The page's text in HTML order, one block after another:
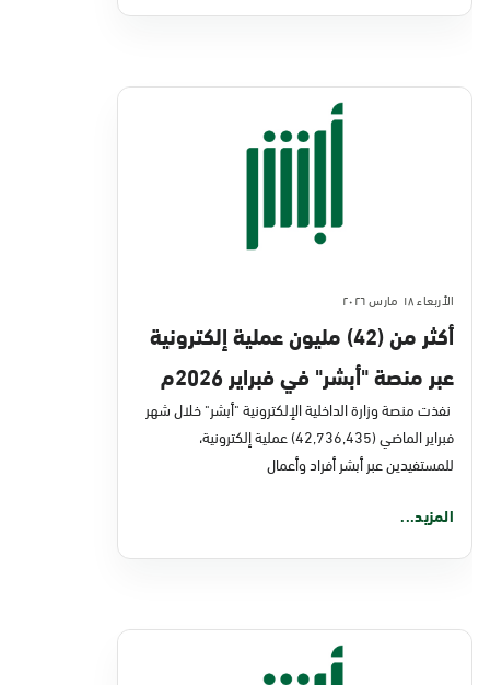
الأربعاء ١٨ مارس ٢٠٢٦
أكثر من (42) مليون عملية إلكترونية
عبر منصة "أبشر" في فبراير 2026م
نفذت منصة وزارة الداخلية الإلكترونية "أبشر" خلال شهر
فبراير الماضي (42,736,435) عملية إلكترونية،
للمستفيدين عبر أبشر أفراد وأعمال
المزيد...